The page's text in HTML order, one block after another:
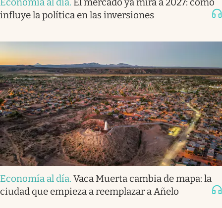
Economía al día. El mercado ya mira a 2027: cómo
influye la política en las inversiones
Economía al día. Vaca Muerta cambia de mapa: la
ciudad que empieza a reemplazar a Añelo